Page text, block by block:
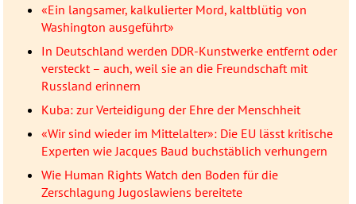
«Ein langsamer, kalkulierter Mord, kaltblütig von
Washington ausgeführt»
In Deutschland werden DDR-Kunstwerke entfernt oder
versteckt – auch, weil sie an die Freundschaft mit
Russland erinnern
Kuba: zur Verteidigung der Ehre der Menschheit
«Wir sind wieder im Mittelalter»: Die EU lässt kritische
Experten wie Jacques Baud buchstäblich verhungern
Wie Human Rights Watch den Boden für die
Zerschlagung Jugoslawiens bereitete